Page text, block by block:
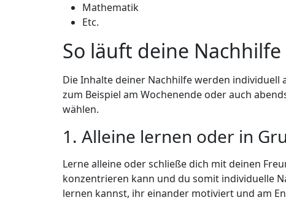
Mathematik
Etc.
So läuft deine Nachhilfe
Die Inhalte deiner Nachhilfe werden
zum Beispiel am Wochenende oder auch
wählen.
1. Alleine lernen oder in
Lerne alleine oder schließe dich mit deinen
konzentrieren kann und du somit individuelle
lernen kannst, ihr einander motiviert und am